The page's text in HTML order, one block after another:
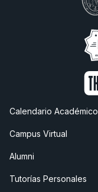
Calendario Académico
Campus Virtual
Alumni
Tutorías Personales